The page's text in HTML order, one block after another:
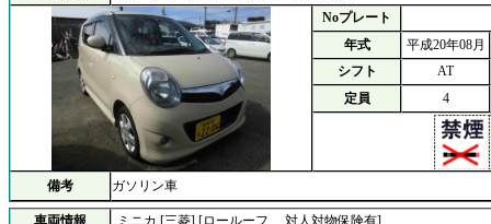
Noプレート
年式
平成20年08月
シフト
AT
定員
4
備考 ガソリン車
車両情報
ミニカ [三菱] [ロールーフ 対人対物保険有]